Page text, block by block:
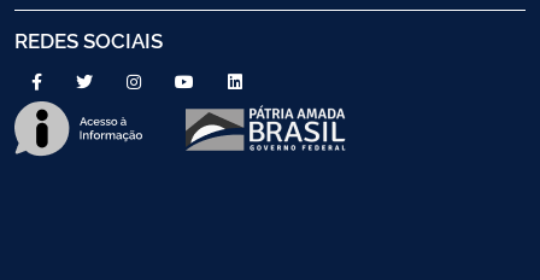
REDES SOCIAIS